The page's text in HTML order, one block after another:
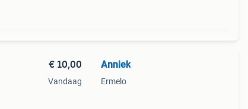
€ 10,00
Vandaag
Anniek
Ermelo